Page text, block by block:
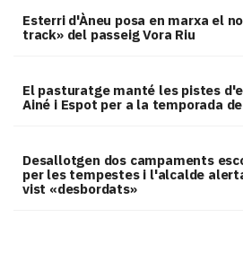
Esterri d'Àneu posa en marxa el
track» del passeig Vora Riu
El pasturatge manté les pistes
Ainé i Espot per a la temporada
​Desallotgen dos campaments
per les tempestes i l'alcalde
vist «desbordats»